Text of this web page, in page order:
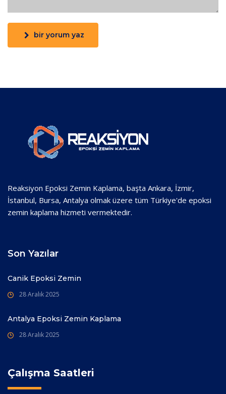
bir yorum yaz
Reaksiyon Epoksi Zemin Kaplama, başta Ankara, İzmir,
İstanbul, Bursa, Antalya olmak üzere tüm Türkiye'de epoksi
zemin kaplama hizmeti vermektedir.
Son Yazılar
Canik Epoksi Zemin
28 Aralık 2025
Antalya Epoksi Zemin Kaplama
28 Aralık 2025
Çalışma Saatleri